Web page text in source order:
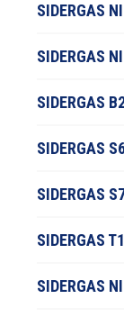
SIDERGAS
SIDERGAS
SIDERGAS
SIDERGAS
SIDERGAS
SIDERGAS
SIDERGAS